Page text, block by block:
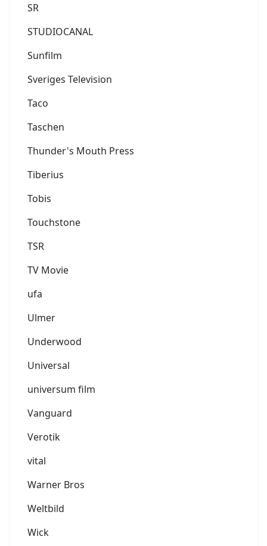
SR
STUDIOCANAL
Sunfilm
Sveriges Television
Taco
Taschen
Thunder's Mouth Press
Tiberius
Tobis
Touchstone
TSR
TV Movie
ufa
Ulmer
Underwood
Universal
universum film
Vanguard
Verotik
vital
Warner Bros
Weltbild
Wick